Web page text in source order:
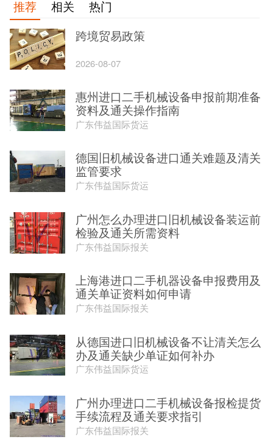
推荐 相关
热门
跨境贸易政策
2026-08-07
惠州进口二手机械设备申报前期准备
资料及通关操作指南
广东伟益国际货运
德国旧机械设备进口通关难题及清关
监管要求
广东伟益国际货运
广州怎么办理进口旧机械设备装运前
检验及通关所需资料
广东伟益国际报关
上海港进口二手机器设备申报费用及
通关单证资料如何申请
广东伟益国际报关
从德国进口旧机械设备不让清关怎么
办及通关缺少单证如何补办
广东伟益国际货运
广州办理进口二手机械设备报检提货
手续流程及通关要求指引
广东伟益国际报关